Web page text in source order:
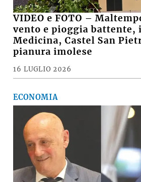
VIDEO e FOTO –
vento e pioggia battente,
Medicina, Castel San
pianura imolese
16 LUGLIO 2026
ECONOMIA